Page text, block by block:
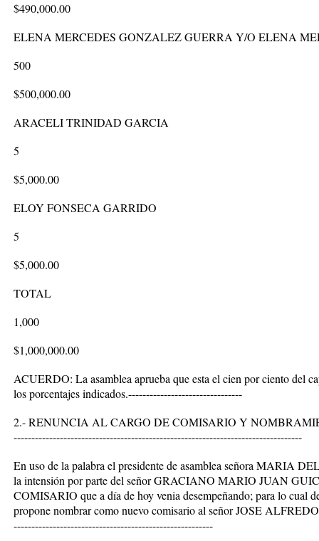
$490,000.00
ELENA MERCEDES GONZALEZ GUERRA Y/O ELENA
500
$500,000.00
ARACELI TRINIDAD GARCIA
5
$5,000.00
ELOY FONSECA GARRIDO
5
$5,000.00
TOTAL
1,000
$1,000,000.00
ACUERDO: La asamblea aprueba que esta el cien por ciento del
los porcentajes indicados.--------------------------------
2.- RENUNCIA AL CARGO DE COMISARIO Y
---------------------------------------------------------------------------------
En uso de la palabra el presidente de asamblea señora MARIA
la intensión por parte del señor GRACIANO MARIO JUAN
COMISARIO que a día de hoy venia desempeñando; para lo cual
propone nombrar como nuevo comisario al señor JOSE
--------------------------------------------------------